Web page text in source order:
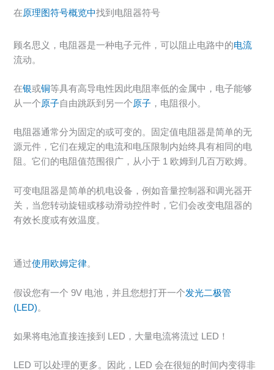
在原理图符号概览中找到电阻器符号
顾名思义，电阻器是一种电子元件，可以阻止电路中的电流
流动。
在银或铜等具有高导电性因此电阻率低的金属中，电子能够
从一个原子自由跳跃到另一个原子 ，电阻很小。
电阻器通常分为固定的或可变的。固定值电阻器是简单的无
源元件，它们在规定的电流和电压限制内始终具有相同的电
阻。它们的电阻值范围很广，从小于 1 欧姆到几百万欧姆。
可变电阻器是简单的机电设备，例如音量控制器和调光器开
关，当您转动旋钮或移动滑动控件时，它们会改变电阻器的
有效长度或有效温度。
通过使用欧姆定律。
假设您有一个 9V 电池，并且您想打开一个发光二极管
(LED)。
如果将电池直接连接到 LED，大量电流将流过 LED！
LED 可以处理的更多。因此，LED 会在很短的时间内变得非